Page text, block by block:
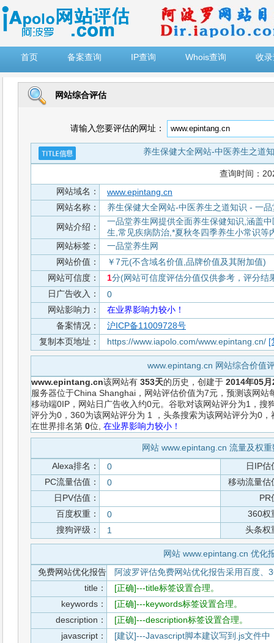
首页
备案查询 IP查询 Whois查询 收
网站综合评估
请输入您要评估的网址：
养生保健大全网站-中医养生之道
查询时间：
网站域名：
www.epintang.cn
网站名称：
养生保健大全网站-中医养生之道知识 - 一
网站介绍：
一品堂养生网提供全面养生保健知识,涵盖
生,常见疾病防治,*夏秋冬四季养生小常识等
网站标签：
一品堂养生网
网站价值：
￥7元(不含域名价值,品牌价值及其附加值)
网站可信度：
1分(网站可信度评估分值仅供参考，评分结
日广告收入：
0
网站影响力：
在业界影响力较小！
备案情况：
沪ICP备11009728号
复制本页地址：
https://www.iapolo.com/www.epintang.cn/ [
www.epintang.cn 网站综合价值
www.epintang.cn该网站有 353天的历史，创建于 2014年05月
服务器位于China Shanghai，网站评估价值为7元，预测该网站
移动端0IP，网站日广告收入约0元。谷歌对该网站评分为1，搜
评分为0，360为该网站评分为 1 ，头条搜索为该网站评分为0
在世界排名第 0位, 在业界影响力较小！
网站 www.epintang.cn 流量及权
Alexa排名：
0
日IP估
PC流量估值：
0
移动流量估
日PV估值：
PR
百度权重：
0
360权
搜狗评级：
1 头条权
网站 www.epintang.cn 优化
免费网站优化报告
阿波罗评估免费网站优化报告采用百度、
title：
[正确]---title标签设置合理。
keywords：
[正确]---keywords标签设置合理。
description：
[正确]---description标签设置合理。
javascript：
[建议]---Javascript脚本建议写到.js文件中